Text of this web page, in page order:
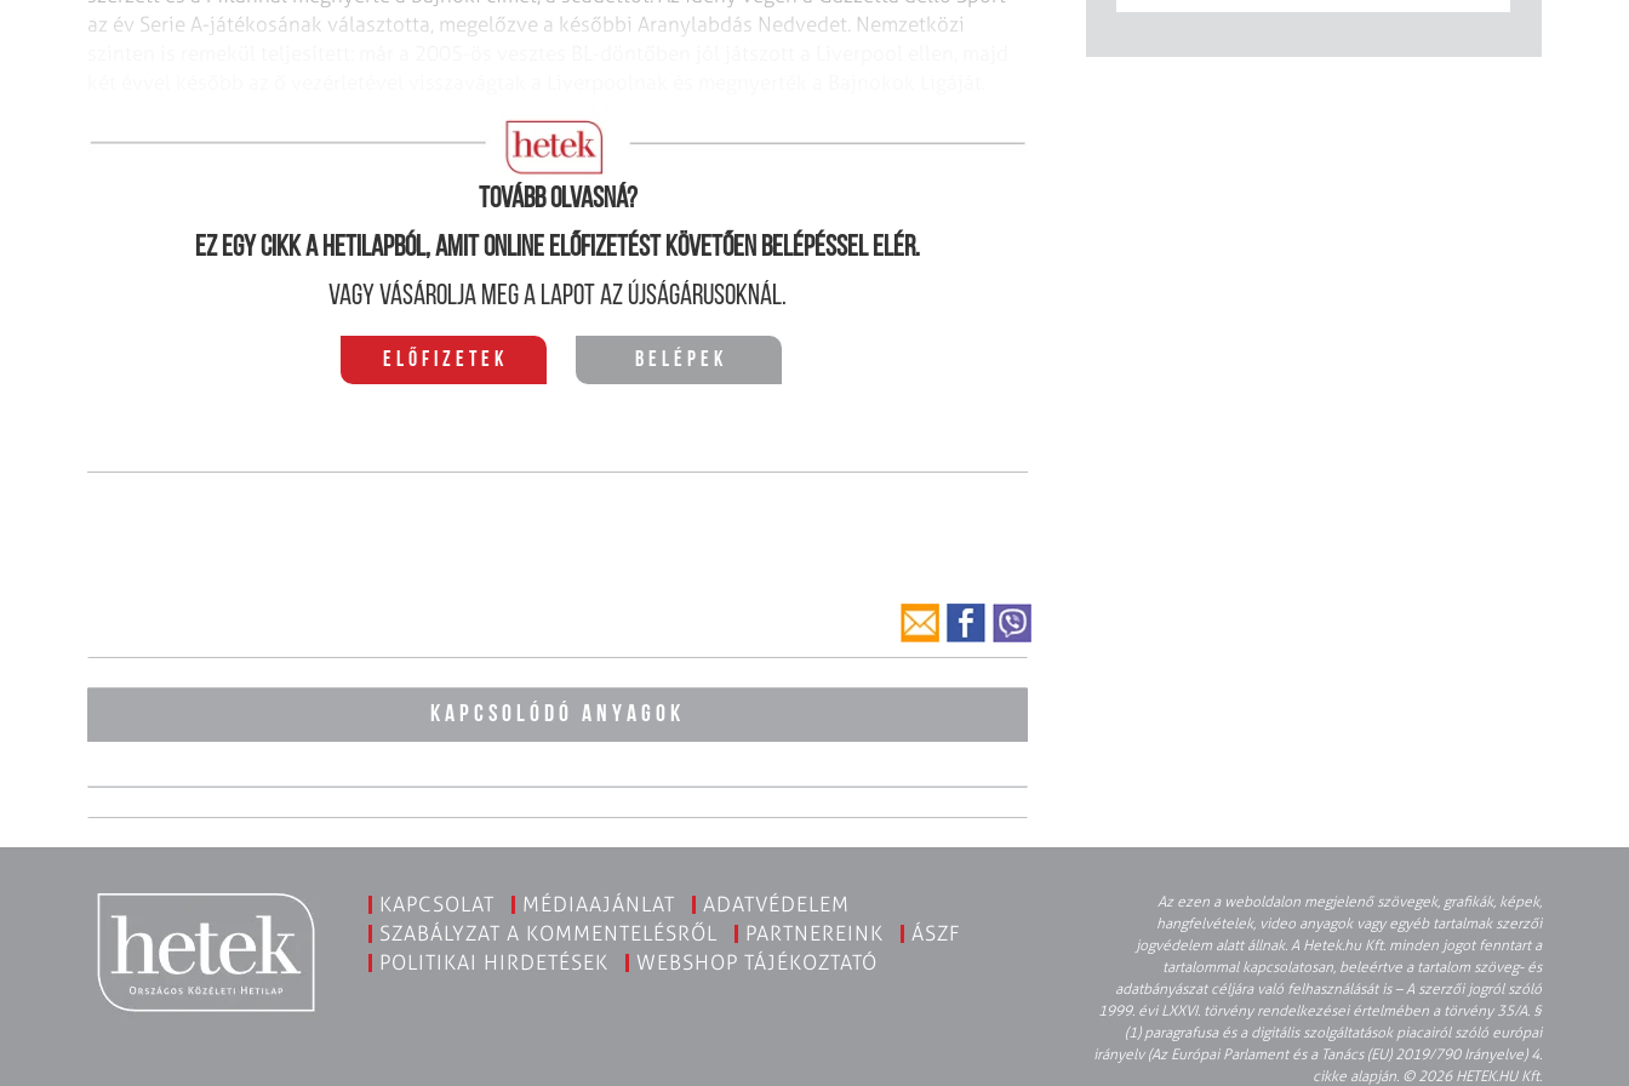
az év Serie A-játékosának választotta, megelőzve a későbbi Aranylabdás Nedvedet. Nemzetközi
Kaká az Aranylabdával
Tovább olvasná?
Ez egy cikk a hetilapból, amit online előfizetést követően belépéssel elér.
Vagy vásárolja meg a lapot az újságárusoknál.
Előfizetek Belépek
KAPCSOLÓDÓ ANYAGOK
KAPCSOLAT MÉDIAAJÁNLAT
ADATVÉDELEM
SZABÁLYZAT A KOMMENTELÉSRŐL
PARTNEREINK
ÁSZF
POLITIKAI HIRDETÉSEK
WEBSHOP TÁJÉKOZTATÓ
Az ezen a weboldalon megjelenő szövegek, grafikák, képek,
hangfelvételek, video anyagok vagy egyéb tartalmak szerzői
jogvédelem alatt állnak. A Hetek.hu Kft. minden jogot fenntart a
tartalommal kapcsolatosan, beleértve a tartalom szöveg- és
adatbányászat céljára való felhasználását is – A szerzői jogról szóló
1999. évi LXXVI. törvény rendelkezései értelmében a törvény 35/A. §
(1) paragrafusa és a digitális szolgáltatások piacairól szóló európai
irányelv (Az Európai Parlament és a Tanács (EU) 2019/790 Irányelve) 4.
cikke alapján. © 2026 HETEK.HU Kft.